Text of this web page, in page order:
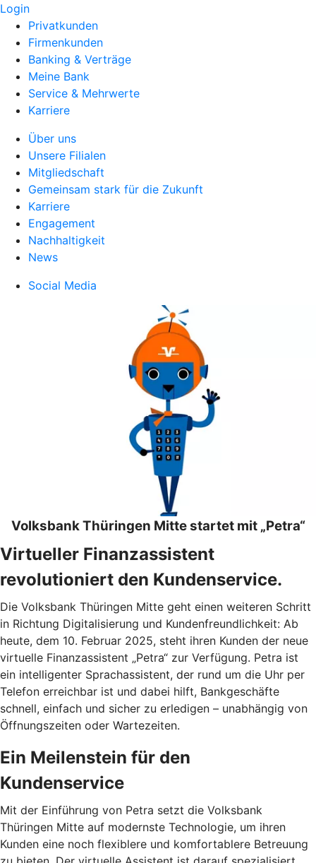
Login
Privatkunden
Firmenkunden
Banking & Verträge
Meine Bank
Service & Mehrwerte
Karriere
Über uns
Unsere Filialen
Mitgliedschaft
Gemeinsam stark für die Zukunft
Karriere
Engagement
Nachhaltigkeit
News
Social Media
Volksbank Thüringen Mitte startet mit „Petra“
Virtueller Finanzassistent
revolutioniert den Kundenservice.
Die Volksbank Thüringen Mitte geht einen weiteren Schritt
in Richtung Digitalisierung und Kundenfreundlichkeit: Ab
heute, dem 10. Februar 2025, steht ihren Kunden der neue
virtuelle Finanzassistent „Petra“ zur Verfügung. Petra ist
ein intelligenter Sprachassistent, der rund um die Uhr per
Telefon erreichbar ist und dabei hilft, Bankgeschäfte
schnell, einfach und sicher zu erledigen – unabhängig von
Öffnungszeiten oder Wartezeiten.
Ein Meilenstein für den
Kundenservice
Mit der Einführung von Petra setzt die Volksbank
Thüringen Mitte auf modernste Technologie, um ihren
Kunden eine noch flexiblere und komfortablere Betreuung